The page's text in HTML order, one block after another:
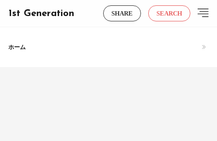
1st Generation SHARE SEARCH
ホーム